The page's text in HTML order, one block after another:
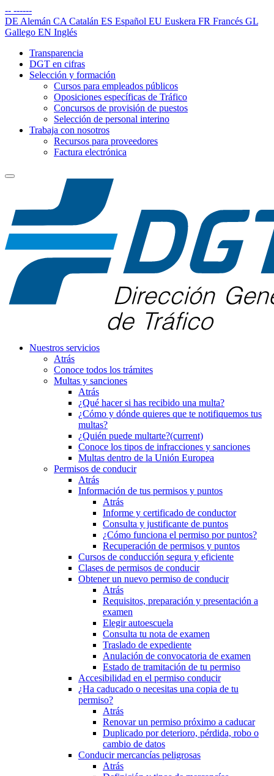
-- ------
DE Alemán CA Catalán ES Español EU Euskera FR Francés GL
Gallego EN Inglés
Transparencia
DGT en cifras
Selección y formación
Cursos para empleados públicos
Oposiciones específicas de Tráfico
Concursos de provisión de puestos
Selección de personal interino
Trabaja con nosotros
Recursos para proveedores
Factura electrónica
Nuestros servicios
Atrás
Conoce todos los trámites
Multas y sanciones
Atrás
¿Qué hacer si has recibido una multa?
¿Cómo y dónde quieres que te notifiquemos tus
multas?
¿Quién puede multarte?(current)
Conoce los tipos de infracciones y sanciones
Multas dentro de la Unión Europea
Permisos de conducir
Atrás
Información de tus permisos y puntos
Atrás
Informe y certificado de conductor
Consulta y justificante de puntos
¿Cómo funciona el permiso por puntos?
Recuperación de permisos y puntos
Cursos de conducción segura y eficiente
Clases de permisos de conducir
Obtener un nuevo permiso de conducir
Atrás
Requisitos, preparación y presentación a
examen
Elegir autoescuela
Consulta tu nota de examen
Traslado de expediente
Anulación de convocatoria de examen
Estado de tramitación de tu permiso
Accesibilidad en el permiso conducir
¿Ha caducado o necesitas una copia de tu
permiso?
Atrás
Renovar un permiso próximo a caducar
Duplicado por deterioro, pérdida, robo o
cambio de datos
Conducir mercancías peligrosas
Atrás